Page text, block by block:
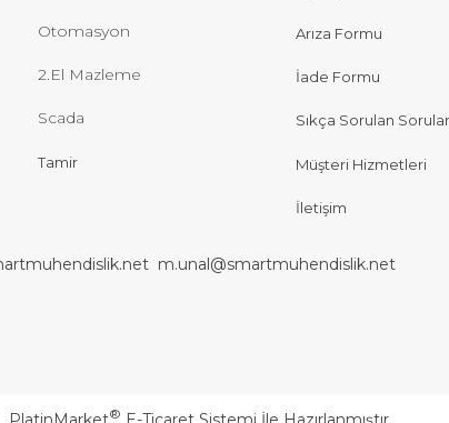
Otomasyon
2.El Mazleme
Scada
Tamir
Arıza Formu
İade Formu
Sıkça Sorulan Sorular
Müşteri Hizmetleri
İletişim
m.unal@smartmuhendislik.net
®